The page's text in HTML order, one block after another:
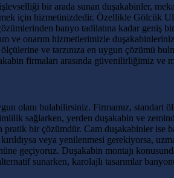
bir arada sunan duşakabinler,
için hizmetinizdedir. Özellikle Gölcük
banyo tadilatına kadar geniş
ve onarım hizmetlerimizle
ve tarzınıza en uygun çözümü
firmaları arasında güvenilirliğimiz
olanı bulabilirsiniz. Firmamız, standart
sağlarken, yerden duşakabin ve
bir çözümdür. Cam duşakabinler ise
veya yenilenmesi gerekiyorsa,
geçiyoruz. Duşakabin montajı
sunarken, karolajlı tasarımlar